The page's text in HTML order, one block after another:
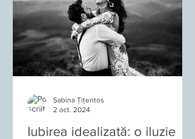
realității. Momentul în care durerea este
tratată ca o
Iubirea idealizată: o iluzie
Sabina Țițentos
2 oct. 2024